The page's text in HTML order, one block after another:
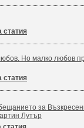
статия
Но малко любов
статия
за
Лутър